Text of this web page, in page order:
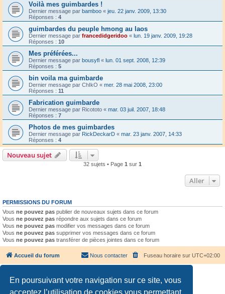
En poursuivant votre navigation sur ce site, vous
acceptez l’utilisation de cookies vous permettant
Voilà mes guimbardes !
Dernier message par bamboo « jeu. 22 janv. 2009, 13:30
Réponses : 4
guimbardes du peuple hmong au laos
Dernier message par francedidgeridoo « lun. 19 janv. 2009, 19:28
Réponses : 10
Mes préférées...
Dernier message par bousyfl « lun. 01 sept. 2008, 12:39
Réponses : 5
bin voila ma guimbarde
Dernier message par ChIkO « mer. 28 mai 2008, 23:00
Réponses : 11
Fabrication guimbarde
Dernier message par Ricototo « mar. 03 juil. 2007, 18:48
Réponses : 7
Photos de mes guimbardes
Dernier message par RickDeckarD « mar. 23 janv. 2007, 14:33
Réponses : 4
Nouveau sujet
32 sujets • Page 1 sur 1
Aller
PERMISSIONS DU FORUM
Vous ne pouvez pas publier de nouveaux sujets dans ce forum
Vous ne pouvez pas répondre aux sujets dans ce forum
Vous ne pouvez pas modifier vos messages dans ce forum
Vous ne pouvez pas supprimer vos messages dans ce forum
Vous ne pouvez pas transférer de pièces jointes dans ce forum
Accueil du forum Fuseau horaire sur UTC+02:00
Nous contacter